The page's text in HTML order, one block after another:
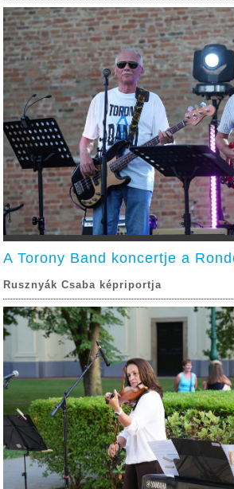
A Torony Band koncertje a
Rusznyák Csaba képriportja